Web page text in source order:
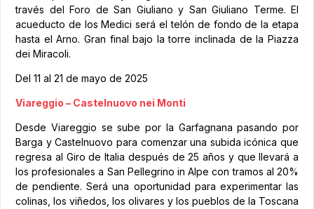
través del Foro de San Giuliano y San Giuliano Terme. El
acueducto de los Medici será el telón de fondo de la etapa
hasta el Arno. Gran final bajo la torre inclinada de la Piazza
dei Miracoli.
Del 11 al 21 de mayo de 2025
Viareggio – Castelnuovo nei Monti
Desde Viareggio se sube por la Garfagnana pasando por
Barga y Castelnuovo para comenzar una subida icónica que
regresa al Giro de Italia después de 25 años y que llevará a
los profesionales a San Pellegrino in Alpe con tramos al 20%
de pendiente. Será una oportunidad para experimentar las
colinas, los viñedos, los olivares y los pueblos de la Toscana